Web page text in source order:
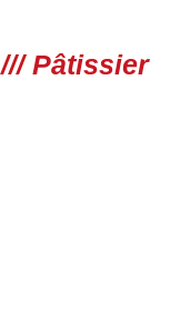
/// Pâtissier